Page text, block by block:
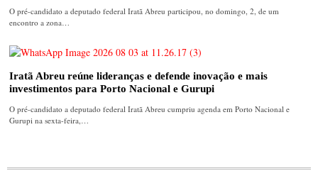
O pré-candidato a deputado federal Iratã Abreu participou, no domingo, 2, de um
encontro a zona…
Iratã Abreu reúne lideranças e defende inovação e mais
investimentos para Porto Nacional e Gurupi
O pré-candidato a deputado federal Iratã Abreu cumpriu agenda em Porto Nacional e
Gurupi na sexta-feira,…